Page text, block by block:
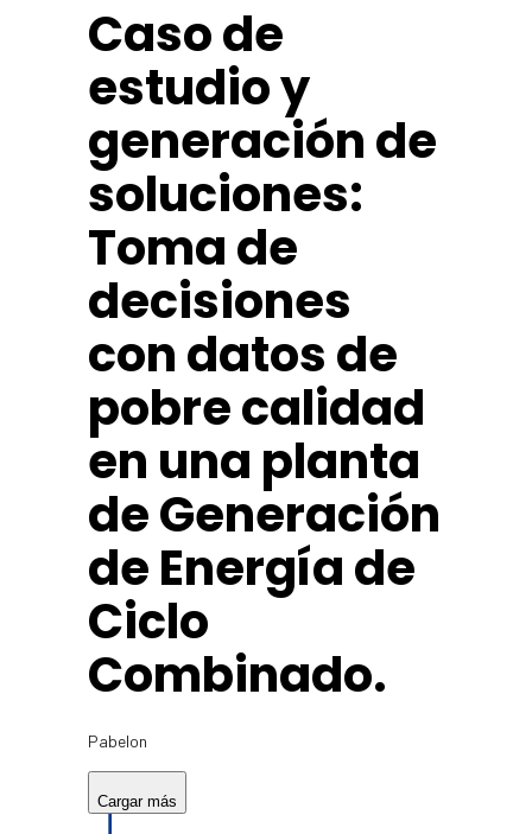
Caso de
estudio y
generación de
soluciones:
Toma de
decisiones
con datos de
pobre calidad
en una planta
de Generación
de Energía de
Ciclo
Combinado.
Pabelon
Cargar más